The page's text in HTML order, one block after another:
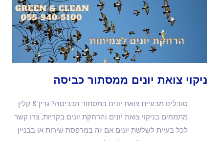
ניקוי צואת יונים ממסתור כביסה
סובלים מבעיית צואת יונים במסתור הכביסה? גרין & קלין
מתמחים בניקוי צואת יונים והרחקת יונים בקריות, צרו קשר
לכל בעיית לשלשת יונים אם זה במרפסת שירות או בבניין